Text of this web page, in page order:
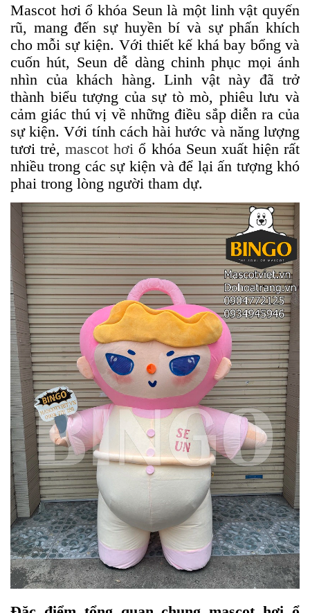
Mascot hơi ổ khóa Seun là một linh vật quyến
rũ, mang đến sự huyền bí và sự phấn khích
cho mỗi sự kiện. Với thiết kế khá bay bổng và
cuốn hút, Seun dễ dàng chinh phục mọi ánh
nhìn của khách hàng. Linh vật này đã trở
thành biểu tượng của sự tò mò, phiêu lưu và
cảm giác thú vị về những điều sắp diễn ra của
sự kiện. Với tính cách hài hước và năng lượng
tươi trẻ,mascot hơi ổ khóa Seun xuất hiện rất
nhiều trong các sự kiện và để lại ấn tượng khó
phai trong lòng người tham dự.